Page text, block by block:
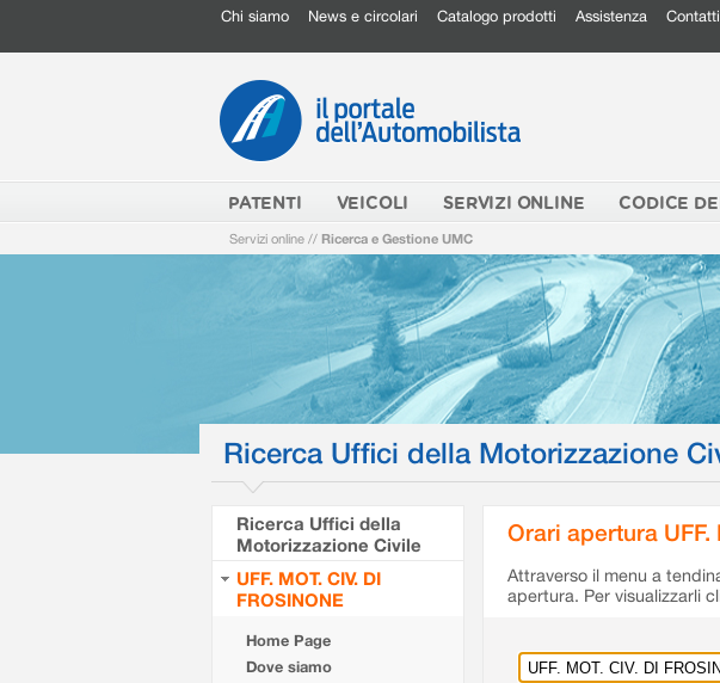
Chi siamo News e circolari Catalogo prodotti Assistenza Contatti
PATENTI VEICOLI SERVIZI ONLINE CODICE
Servizi online // Ricerca e Gestione UMC
Ricerca Uffici della Motorizzazione
Ricerca Uffici della
Motorizzazione Civile
UFF. MOT. CIV. DI
FROSINONE
Home Page
Dove siamo
Orari apertura UFF.
Attraverso il menu a
apertura. Per visualizzarli